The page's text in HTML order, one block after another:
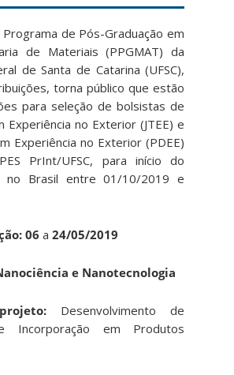
de Pós-Graduação em
de Materiais (PPGMAT) da
de Santa de Catarina (UFSC),
torna público que estão
para seleção de bolsistas de
Experiência no Exterior (JTEE) e
Experiência no Exterior (PDEE)
PrInt/UFSC, para início do
no Brasil entre 01/10/2019 e
06a 24/05/2019
e Nanotecnologia
Desenvolvimento de
Incorporação em Produtos